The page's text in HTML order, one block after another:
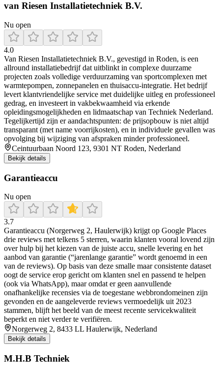
van Riesen Installatietechniek B.V.
Nu open
4.0
Van Riesen Installatietechniek B.V., gevestigd in Roden, is een
allround installatiebedrijf dat uitblinkt in complexe duurzame
projecten zoals volledige verduurzaming van sportcomplexen met
warmtepompen, zonnepanelen en thuisaccu-integratie. Het bedrijf
levert klantvriendelijke service met duidelijke uitleg en professioneel
gedrag, en investeert in vakbekwaamheid via erkende
opleidingsmogelijkheden en lidmaatschap van Techniek Nederland.
Tegelijkertijd zijn er aandachtspunten: de prijsopbouw is niet altijd
transparant (met name voorrijkosten), en in individuele gevallen was
opvolging bij wijziging van afspraken minder professioneel.
Ceintuurbaan Noord 123, 9301 NT Roden, Nederland
Bekijk details
Garantieaccu
Nu open
3.7
Garantieaccu (Norgerweg 2, Haulerwijk) krijgt op Google Places
drie reviews met telkens 5 sterren, waarin klanten vooral lovend zijn
over hulp bij het kiezen van de juiste accu, snelle levering en het
aanbod van garantie (“jarenlange garantie” wordt genoemd in een
van de reviews). Op basis van deze smalle maar consistente dataset
oogt de service erop gericht om klanten snel en passend te helpen
(ook via WhatsApp), maar omdat er geen aanvullende
onafhankelijke recensies via de toegestane webbrondomeinen zijn
gevonden en de aangeleverde reviews vermoedelijk uit 2023
stammen, blijft het beeld van de meest recente servicekwaliteit
beperkt en niet verder te verifiëren.
Norgerweg 2, 8433 LL Haulerwijk, Nederland
Bekijk details
M.H.B Techniek